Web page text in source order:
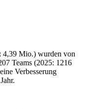
Mio.) wurden von
Teams (2025: 1216
Verbesserung